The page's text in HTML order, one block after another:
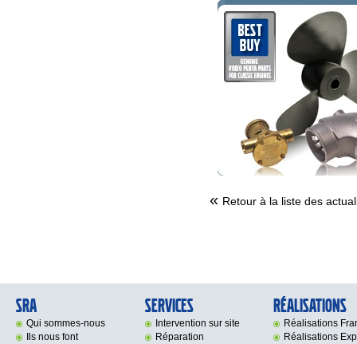
Retour à la liste des
SRA
Qui sommes-nous
Ils nous font
Services
Intervention sur site
Réparation
Réalisations
Réalisations
Réalisations